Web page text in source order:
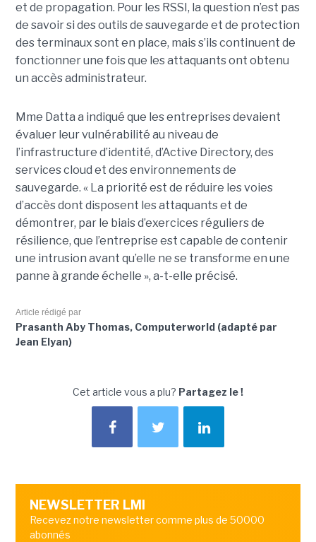
et de propagation. Pour les RSSI, la question n’est pas
de savoir si des outils de sauvegarde et de protection
des terminaux sont en place, mais s’ils continuent de
fonctionner une fois que les attaquants ont obtenu
un accès administrateur.
Mme Datta a indiqué que les entreprises devaient
évaluer leur vulnérabilité au niveau de
l’infrastructure d’identité, d’Active Directory, des
services cloud et des environnements de
sauvegarde. « La priorité est de réduire les voies
d’accès dont disposent les attaquants et de
démontrer, par le biais d’exercices réguliers de
résilience, que l’entreprise est capable de contenir
une intrusion avant qu’elle ne se transforme en une
panne à grande échelle », a-t-elle précisé.
Article rédigé par
Prasanth Aby Thomas, Computerworld (adapté par
Jean Elyan)
Cet article vous a plu? Partagez le !
NEWSLETTER LMI
Recevez notre newsletter comme plus de 50000
abonnés